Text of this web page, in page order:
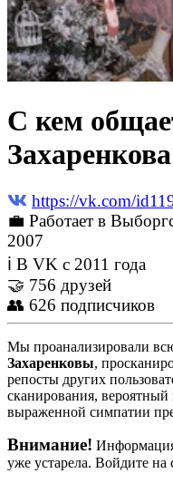
С кем
https://vk.com/
💼 Работает в
2007
ℹ В VK с 2011 года
🤝 756 друзей
👥 626 подписчиков
Мы проанализировали
Захаренковы,
репосты других
сканирования,
выраженной симпатии
Внимание! Информация
уже устарела. Войдите на